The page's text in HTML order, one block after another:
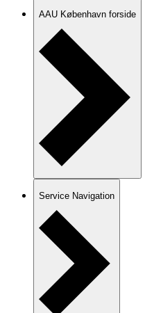
AAU København forside
Service Navigation